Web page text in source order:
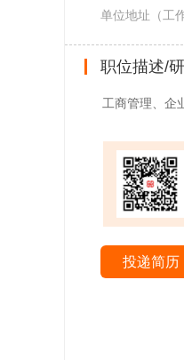
单位地址（工
职位描述/
工商管理、企
投递简历